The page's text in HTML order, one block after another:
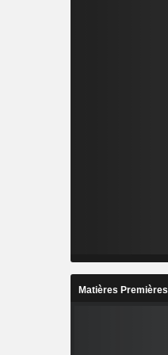
Matières Premières